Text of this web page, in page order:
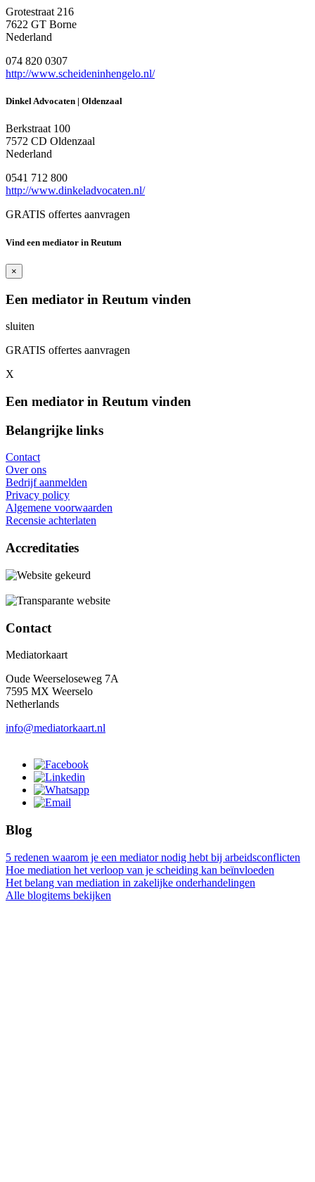
Grotestraat 216
7622 GT Borne
Nederland
074 820 0307
http://www.scheideninhengelo.nl/
Dinkel Advocaten | Oldenzaal
Berkstraat 100
7572 CD Oldenzaal
Nederland
0541 712 800
http://www.dinkeladvocaten.nl/
GRATIS offertes aanvragen
Vind een mediator in Reutum
×
Een mediator in Reutum vinden
sluiten
GRATIS offertes aanvragen
X
Een mediator in Reutum vinden
Belangrijke links
Contact
Over ons
Bedrijf aanmelden
Privacy policy
Algemene voorwaarden
Recensie achterlaten
Accreditaties
Contact
Mediatorkaart
Oude Weerseloseweg 7A
7595 MX Weerselo
Netherlands
info@mediatorkaart.nl
Blog
5 redenen waarom je een mediator nodig hebt bij arbeidsconflicten
Hoe mediation het verloop van je scheiding kan beïnvloeden
Het belang van mediation in zakelijke onderhandelingen
Alle blogitems bekijken